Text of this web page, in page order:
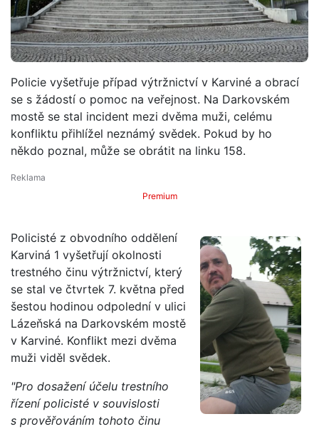
Policie vyšetřuje případ výtržnictví v Karviné a obrací
se s žádostí o pomoc na veřejnost. Na Darkovském
mostě se stal incident mezi dvěma muži, celému
konfliktu přihlížel neznámý svědek. Pokud by ho
někdo poznal, může se obrátit na linku 158.
Premium
Policisté z obvodního oddělení
Karviná 1 vyšetřují okolnosti
trestného činu výtržnictví, který
se stal ve čtvrtek 7. května před
šestou hodinou odpolední v ulici
Lázeňská na Darkovském mostě
v Karviné. Konflikt mezi dvěma
muži viděl svědek.
"Pro dosažení účelu trestního
řízení policisté v souvislosti
s prověřováním tohoto činu